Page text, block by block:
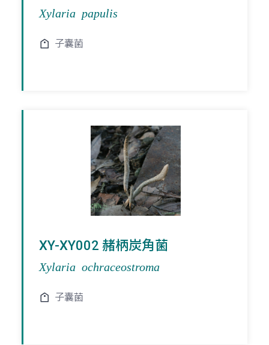
Xylaria papulis
子囊菌
XY-XY002 赭柄炭角菌
Xylaria ochraceostroma
子囊菌